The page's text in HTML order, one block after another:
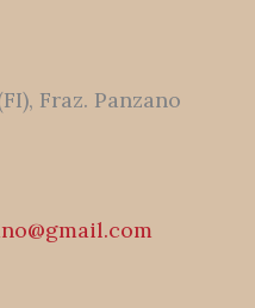
Fraz. Panzano